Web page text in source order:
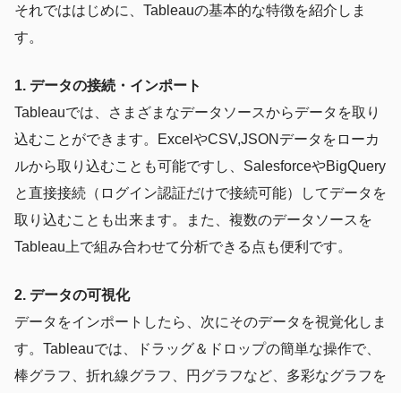
それでははじめに、Tableauの基本的な特徴を紹介しま
す。
1. データの接続・インポート
Tableauでは、さまざまなデータソースからデータを取り
込むことができます。ExcelやCSV,JSONデータをローカ
ルから取り込むことも可能ですし、SalesforceやBigQuery
と直接接続（ログイン認証だけで接続可能）してデータを
取り込むことも出来ます。また、複数のデータソースを
Tableau上で組み合わせて分析できる点も便利です。
2. データの可視化
データをインポートしたら、次にそのデータを視覚化しま
す。Tableauでは、ドラッグ＆ドロップの簡単な操作で、
棒グラフ、折れ線グラフ、円グラフなど、多彩なグラフを